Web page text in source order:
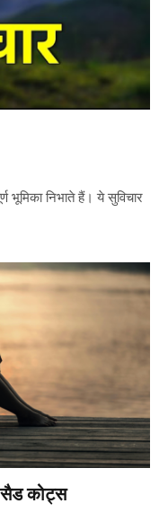
भूमिका निभाते हैं। ये सुविचार
कोट्स